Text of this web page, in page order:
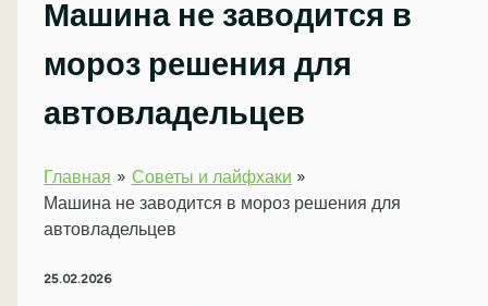
Машина не заводится в
мороз решения для
автовладельцев
Главная
Советы и лайфхаки
Машина не заводится в мороз решения для
автовладельцев
25.02.2026